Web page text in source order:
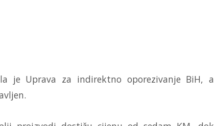
je Uprava za indirektno oporezivanje BiH, a